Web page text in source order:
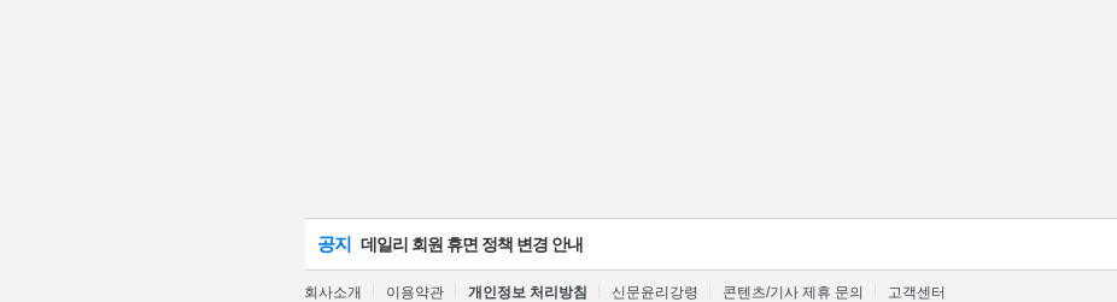
공지 데일리 회원 휴면 정책 변경 안내
회사소개 이용약관 개인정보 처리방침 신문윤리강령 콘텐츠/기사 제휴 문의 고객센터